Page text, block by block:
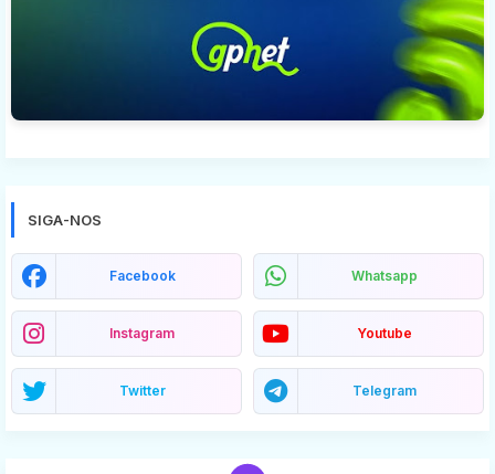
SIGA-NOS
Facebook Whatsapp
Instagram Youtube
Twitter Telegram